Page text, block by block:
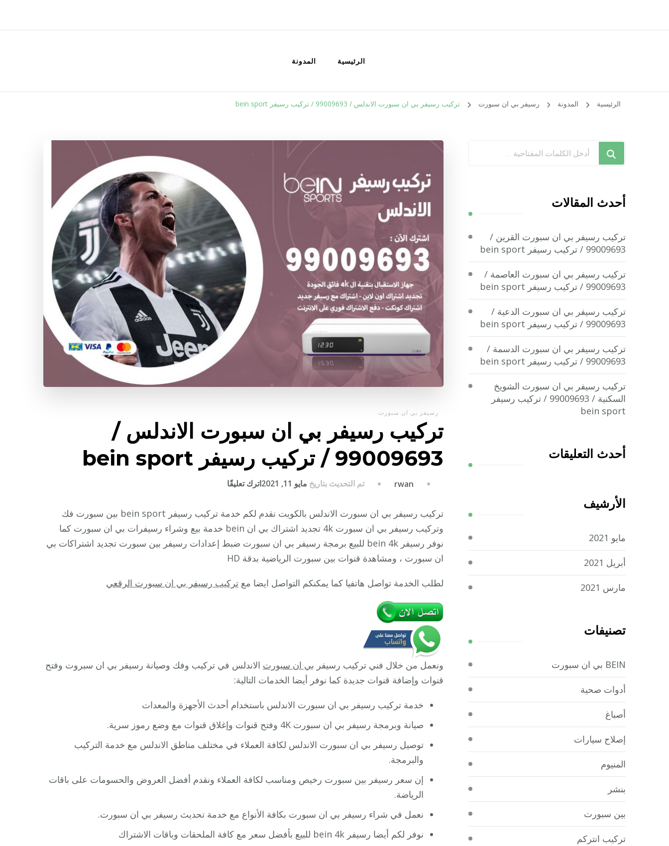
الرئيسية المدونة
الرئيسية المدونة رسيفر بي ان سبورت تركيب رسيفر بي ان سبورت الاندلس / 99009693 / تركيب رسيفر bein sport
رسيفر بي ان سبورت
تركيب رسيفر بي ان سبورت الاندلس /
99009693 / تركيب رسيفر bein sport
rwan تم التحديث بتاريخ مايو 11, 2021 اترك تعليقًا
رسيفر
بي
سبورت
99009693
تركيب رسيفر بي ان سبورت الاندلس بالكويت نقدم لكم خدمة تركيب رسيفر bein sport بين سبورت فك
وتركيب رسيفر بي ان سبورت 4k تجديد اشتراك بي ان bein خدمة بيع وشراء رسيفرات بي ان سبورت كما
نوفر رسيفر bein 4k للبيع برمجة رسيفر بي ان سبورت ضبط إعدادات رسيفر بين سبورت تجديد اشتراكات بي
ان سبورت ، ومشاهدة قنوات بين سبورت الرياضية بدقة HD
لطلب الخدمة تواصل هاتفيا كما يمكنكم التواصل ايضا مع تركيب رسيفر بي ان سبورت الرقعي
ونعمل من خلال فني تركيب رسيفر بي ان سبورت الاندلس في تركيب وفك وصيانة رسيفر بي ان سبروت وفتح
قنوات وإضافة قنوات جديدة كما نوفر أيضا الخدمات التالية:
خدمة تركيب رسيفر بي ان سبورت الاندلس باستخدام أحدث الأجهزة والمعدات
صيانة وبرمجة رسيفر بي ان سبورت 4K وفتح قنوات وإغلاق قنوات مع وضع رموز سرية.
توصيل رسيفر بي ان سبورت الاندلس لكافة العملاء في مختلف مناطق الاندلس مع خدمة التركيب
والبرمجة.
إن سعر رسيفر بين سبورت رخيص ومناسب لكافة العملاء ونقدم أفضل العروض والحسومات على باقات
الرياضة.
نعمل في شراء رسيفر بي ان سبورت بكافة الأنواع مع خدمة تحديث رسيفر بي ان سبورت.
نوفر لكم أيضا رسيفر bein 4k للبيع بأفضل سعر مع كافة الملحقات وباقات الاشتراك
تبحث
شيء
ما؟
أحدث المقالات
تركيب رسيفر بي ان سبورت القرين /
99009693 / تركيب رسيفر bein sport
تركيب رسيفر بي ان سبورت العاصمة /
99009693 / تركيب رسيفر bein sport
تركيب رسيفر بي ان سبورت الدعية /
99009693 / تركيب رسيفر bein sport
تركيب رسيفر بي ان سبورت الدسمة /
99009693 / تركيب رسيفر bein sport
تركيب رسيفر بي ان سبورت الشويخ
السكنية / 99009693 / تركيب رسيفر
bein sport
أحدث التعليقات
الأرشيف
مايو 2021
أبريل 2021
مارس 2021
تصنيفات
BEIN بي ان سبورت
أدوات صحية
أصباغ
إصلاح سيارات
المنيوم
بنشر
بين سبورت
تركيب انتركم